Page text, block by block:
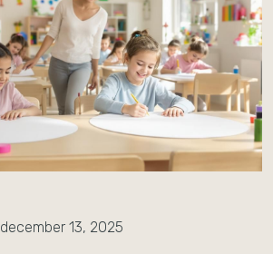
december 13, 2025